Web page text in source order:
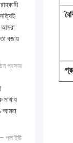
আমরা
বজায়
প্রসার
মাথায়
আমরা
পল ইউ